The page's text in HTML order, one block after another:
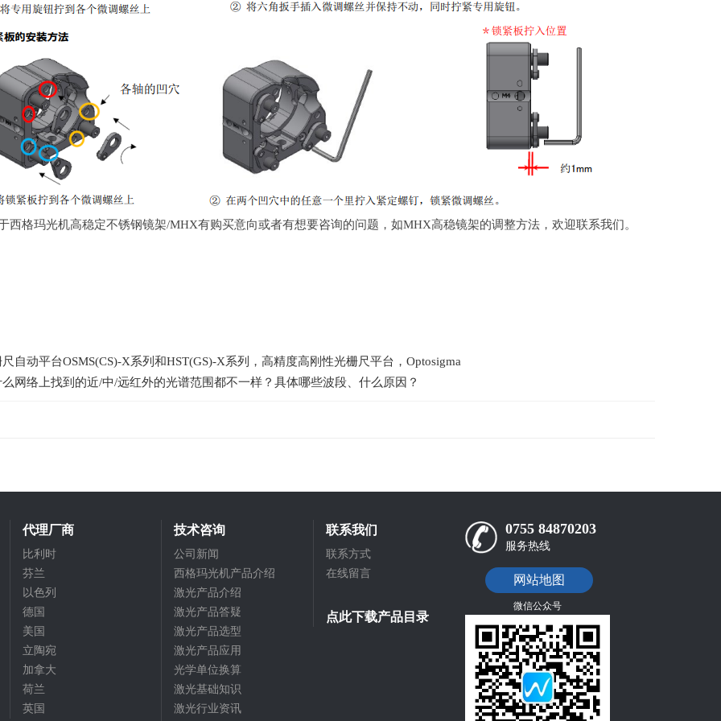
西格玛光机高稳定不锈钢镜架/MHX有购买意向或者有想要咨询的问题，如MHX高稳镜架的调整方法，欢迎联系我们。
自动平台OSMS(CS)-X系列和HST(GS)-X系列，高精度高刚性光栅尺平台，Optosigma
网络上找到的近/中/远红外的光谱范围都不一样？具体哪些波段、什么原因？
代理厂商
比利时
芬兰
以色列
德国
美国
立陶宛
加拿大
荷兰
英国
技术咨询
公司新闻
西格玛光机产品介绍
激光产品介绍
激光产品答疑
激光产品选型
激光产品应用
光学单位换算
激光基础知识
激光行业资讯
联系我们
联系方式
在线留言
点此下载产品目录
0755 84870203
服务热线
网站地图
微信公众号